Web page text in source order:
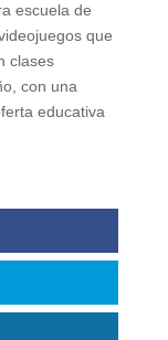
escuela de
que
clases
con una
educativa